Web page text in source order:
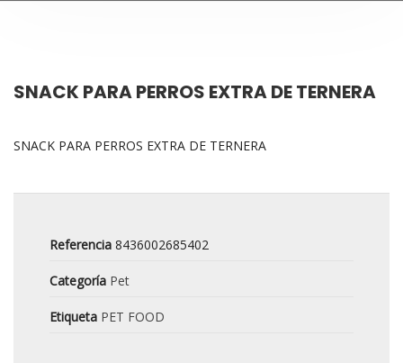
SNACK PARA PERROS EXTRA DE TERNERA
SNACK PARA PERROS EXTRA DE TERNERA
Referencia 8436002685402
Categoría Pet
Etiqueta PET FOOD